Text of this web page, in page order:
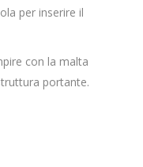
per inserire il
con la malta
portante.